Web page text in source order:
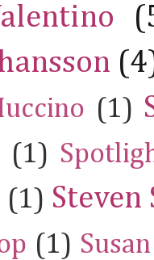
(1)
(1)
(1) Steven
(1)